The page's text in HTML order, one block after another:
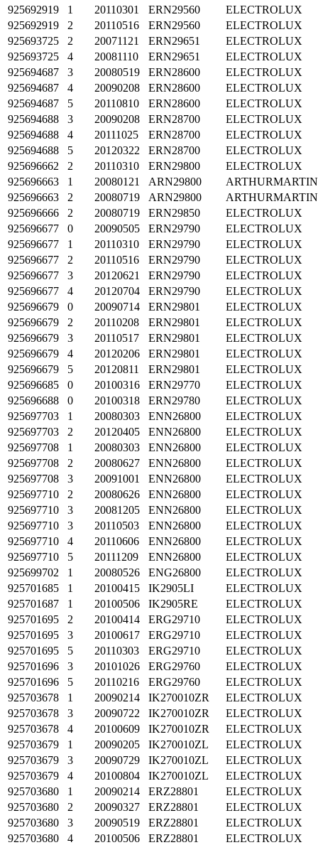
925692919 1 20110301 ERN29560
ELECTROLUX
925692919
2 20110516 ERN29560
ELECTROLUX
925693725
2 20071121 ERN29651
ELECTROLUX
925693725
4 20081110 ERN29651
ELECTROLUX
925694687
3 20080519 ERN28600
ELECTROLUX
925694687
4 20090208 ERN28600
ELECTROLUX
925694687
5 20110810 ERN28600
ELECTROLUX
925694688
3 20090208 ERN28700
ELECTROLUX
925694688
4 20111025 ERN28700
ELECTROLUX
925694688
5 20120322 ERN28700
ELECTROLUX
925696662
2 20110310 ERN29800
ELECTROLUX
925696663
1 20080121 ARN29800
925696663
2 20080719 ARN29800
925696666
2 20080719 ERN29850
ELECTROLUX
925696677
0 20090505 ERN29790
ELECTROLUX
925696677
1 20110310 ERN29790
ELECTROLUX
925696677
2 20110516 ERN29790
ELECTROLUX
925696677
3 20120621 ERN29790
ELECTROLUX
925696677
4 20120704 ERN29790
ELECTROLUX
925696679
0 20090714 ERN29801
ELECTROLUX
925696679
2 20110208 ERN29801
ELECTROLUX
925696679
3 20110517 ERN29801
ELECTROLUX
925696679
4 20120206 ERN29801
ELECTROLUX
925696679
5 20120811 ERN29801
ELECTROLUX
925696685
0 20100316 ERN29770
ELECTROLUX
925696688
0 20100318 ERN29780
ELECTROLUX
925697703
1 20080303 ENN26800
ELECTROLUX
925697703
2 20120405 ENN26800
ELECTROLUX
925697708
1 20080303 ENN26800
ELECTROLUX
925697708
2 20080627 ENN26800
ELECTROLUX
925697708
3 20091001 ENN26800
ELECTROLUX
925697710
2 20080626 ENN26800
ELECTROLUX
925697710
3 20081205 ENN26800
ELECTROLUX
925697710
3 20110503 ENN26800
ELECTROLUX
925697710
4 20110606 ENN26800
ELECTROLUX
925697710
5 20111209 ENN26800
ELECTROLUX
925699702
1 20080526 ENG26800
ELECTROLUX
925701685
1 20100415 IK2905LI
ELECTROLUX
925701687
1 20100506 IK2905RE
ELECTROLUX
925701695
2 20100414 ERG29710
ELECTROLUX
925701695
3 20100617 ERG29710
ELECTROLUX
925701695
5 20110303 ERG29710
ELECTROLUX
925701696
3 20101026 ERG29760
ELECTROLUX
925701696
5 20110216 ERG29760
ELECTROLUX
925703678
1 20090214 IK270010ZR
ELECTROLUX
925703678
3 20090722 IK270010ZR
ELECTROLUX
925703678
4 20100609 IK270010ZR
ELECTROLUX
925703679
1 20090205 IK270010ZL
ELECTROLUX
925703679
3 20090729 IK270010ZL
ELECTROLUX
925703679
4 20100804 IK270010ZL
ELECTROLUX
925703680
1 20090214 ERZ28801
ELECTROLUX
925703680
2 20090327 ERZ28801
ELECTROLUX
925703680
3 20090519 ERZ28801
ELECTROLUX
925703680
4 20100506 ERZ28801
ELECTROLUX